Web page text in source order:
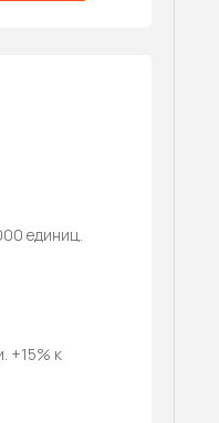
единиц.
+15% к